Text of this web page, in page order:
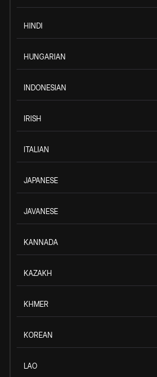
HINDI
HUNGARIAN
INDONESIAN
IRISH
ITALIAN
JAPANESE
JAVANESE
KANNADA
KAZAKH
KHMER
KOREAN
LAO